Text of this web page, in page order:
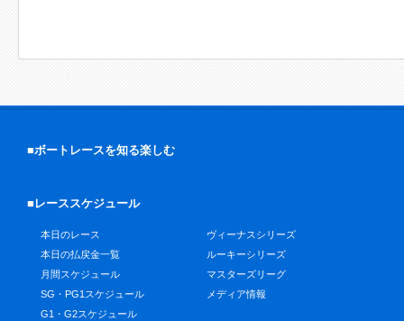
■ボートレースを知る楽しむ
■レーススケジュール
本日のレース
本日の払戻金一覧
月間スケジュール
SG・PG1スケジュール
G1・G2スケジュール
ヴィーナスシリーズ
ルーキーシリーズ
マスターズリーグ
メディア情報